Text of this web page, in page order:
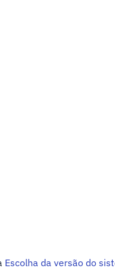
Escolha da versão do